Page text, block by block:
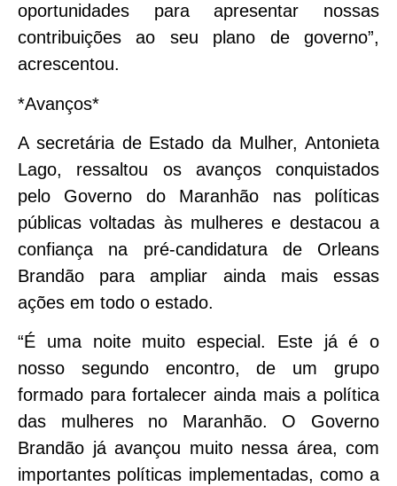
oportunidades para apresentar nossas
contribuições ao seu plano de governo”,
acrescentou.
*Avanços*
A secretária de Estado da Mulher, Antonieta
Lago, ressaltou os avanços conquistados
pelo Governo do Maranhão nas políticas
públicas voltadas às mulheres e destacou a
confiança na pré-candidatura de Orleans
Brandão para ampliar ainda mais essas
ações em todo o estado.
“É uma noite muito especial. Este já é o
nosso segundo encontro, de um grupo
formado para fortalecer ainda mais a política
das mulheres no Maranhão. O Governo
Brandão já avançou muito nessa área, com
importantes políticas implementadas, como a